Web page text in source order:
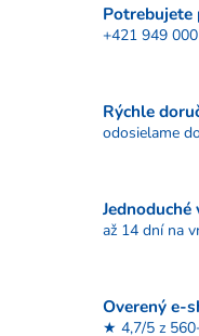
Potrebujete
+421 949
Rýchle
odosielame
Jednoduché
až 14 dní na
Overený e-
★ 4,7/5 z